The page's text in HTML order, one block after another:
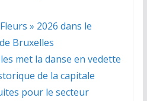
» 2026 dans le
Bruxelles
met la danse en vedette
de la capitale
pour le secteur